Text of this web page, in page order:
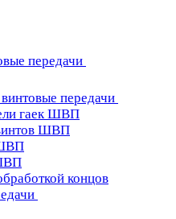
передачи
передачи
гаек ШВП
ШВП
концов